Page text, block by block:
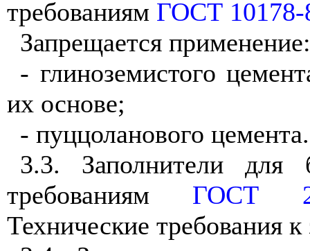
требованиям ГОСТ 10178-
Запрещается применение:
- глиноземистого
их основе;
- пуццоланового цемента.
3.3. Заполнители для
требованиям ГОСТ
Технические требования